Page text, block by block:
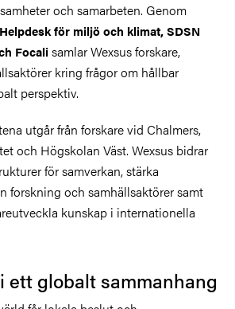
och samarbeten. Genom
för miljö och klimat, SDSN
Focalisamlar Wexsus forskare,
kring frågor om hållbar
perspektiv.
utgår från forskare vid Chalmers,
och Högskolan Väst. Wexsus bidrar
för samverkan, stärka
forskning och samhällsaktörer samt
kunskap i internationella
ett globalt sammanhang